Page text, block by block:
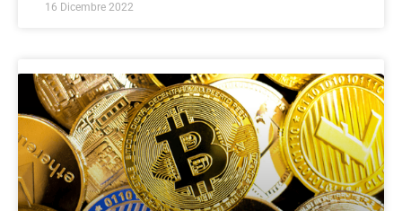
16 Dicembre 2022